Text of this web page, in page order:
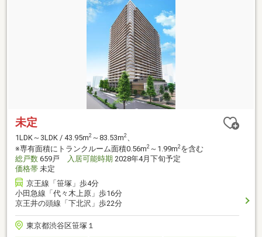
未定
1LDK～3LDK / 43.95m2 ～83.53m2、
※専有面積にトランクルーム面積0.56m2 ～1.99m2 を含む
総戸数 659戸 入居可能時期 2028年4月下旬予定
価格帯 未定
京王線「笹塚」歩4分
小田急線「代々木上原」歩16分
京王井の頭線「下北沢」歩22分
東京都渋谷区笹塚１